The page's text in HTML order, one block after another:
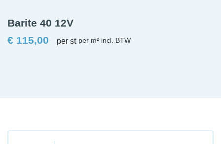
Barite 40 12V
€ 115,00 per st